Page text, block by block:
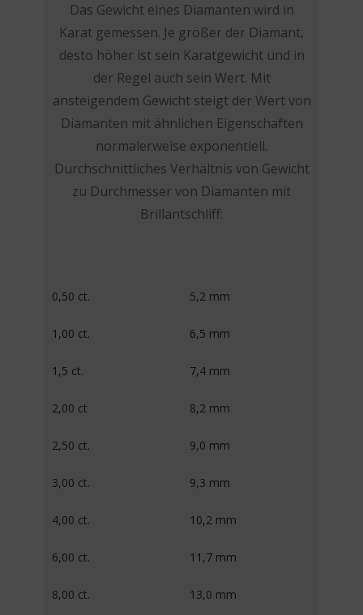
Das Gewicht eines Diamanten wird in
Karat gemessen. Je größer der Diamant,
desto höher ist sein Karatgewicht und in
der Regel auch sein Wert. Mit
ansteigendem Gewicht steigt der Wert von
Diamanten mit ähnlichen Eigenschaften
normalerweise exponentiell.
Durchschnittliches Verhältnis von Gewicht
zu Durchmesser von Diamanten mit
Brillantschliff:
0,50 ct. 5,2 mm
1,00 ct. 6,5 mm
1,5 ct. 7,4 mm
2,00 ct 8,2 mm
2,50 ct. 9,0 mm
3,00 ct. 9,3 mm
4,00 ct. 10,2 mm
6,00 ct. 11,7 mm
8,00 ct. 13,0 mm